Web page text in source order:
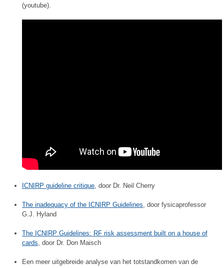
(youtube).
ICNIRP guideline critique, door Dr. Neil Cherry
The inadequacy of the ICNIRP Guidelines, door fysicaprofessor
G.J. Hyland
The ICNIRP Guidelines: RF risk assessment built on a house of
cards, door Dr. Don Maisch
Een meer uitgebreide analyse van het totstandkomen van de